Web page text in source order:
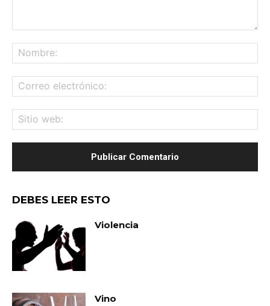
DEBES LEER ESTO
Violencia
Vino